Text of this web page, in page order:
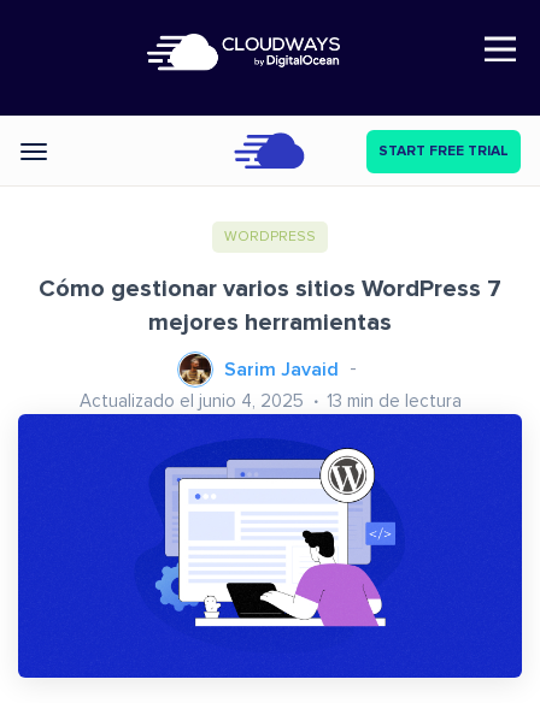
Open Nav
Categories START FREE TRIAL
WORDPRESS
Cómo gestionar varios sitios WordPress 7
mejores herramientas
Sarim Javaid
Actualizado el junio 4, 2025 13 min de lectura